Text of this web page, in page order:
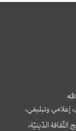
إعلامي وتبليغي،
الدّينيّة،